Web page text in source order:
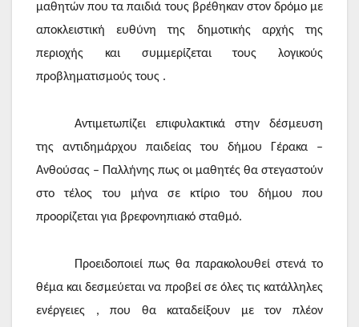
μαθητών που τα παιδιά τους βρέθηκαν στον δρόμο με
αποκλειστική ευθύνη της δημοτικής αρχής της
περιοχής και συμμερίζεται τους λογικούς
προβληματισμούς τους .
Αντιμετωπίζει επιφυλακτικά στην δέσμευση
της αντιδημάρχου παιδείας του δήμου Γέρακα –
Ανθούσας – Παλλήνης πως οι μαθητές θα στεγαστούν
στο τέλος του μήνα σε κτίριο του δήμου που
προορίζεται για βρεφονηπιακό σταθμό.
Προειδοποιεί πως θα παρακολουθεί στενά το
θέμα και δεσμεύεται να προβεί σε όλες τις κατάλληλες
ενέργειες , που θα καταδείξουν με τον πλέον